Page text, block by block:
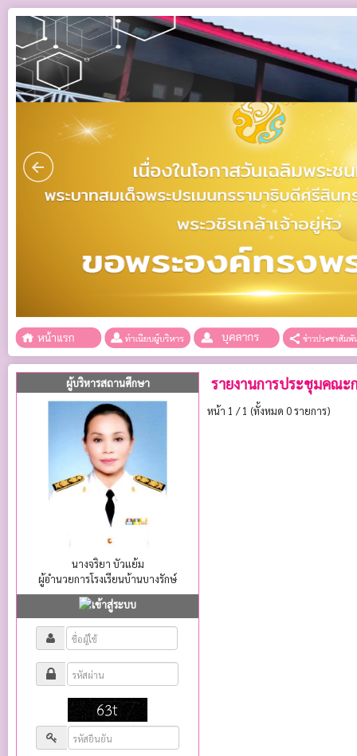
ผู้บริหารสถานศึกษา
นางจริยา บัวแย้ม
ผู้อำนวยการโรงเรียนบ้านบางรักษ์
รายงานการประชุมคณ
หน้า 1 / 1 (ทั้งหมด 0 รายการ)